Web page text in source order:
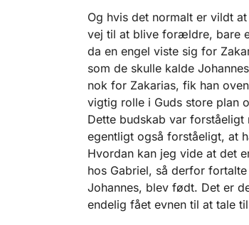
Og hvis det normalt er vildt
vej til at blive forældre, bare
da en engel viste sig for
som de skulle kalde
nok for Zakarias, fik han
vigtig rolle i Guds store plan
Dette budskab var
egentligt også forståeligt, at
Hvordan kan jeg vide at det
hos Gabriel, så derfor
Johannes, blev født. Det er
endelig fået evnen til at tale